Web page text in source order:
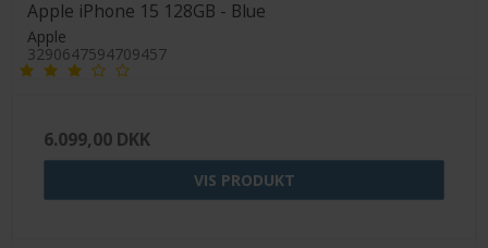
Apple iPhone 15 128GB - Blue
Apple
3290647594709457
6.099,00 DKK
VIS PRODUKT